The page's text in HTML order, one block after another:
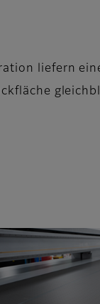
liefern